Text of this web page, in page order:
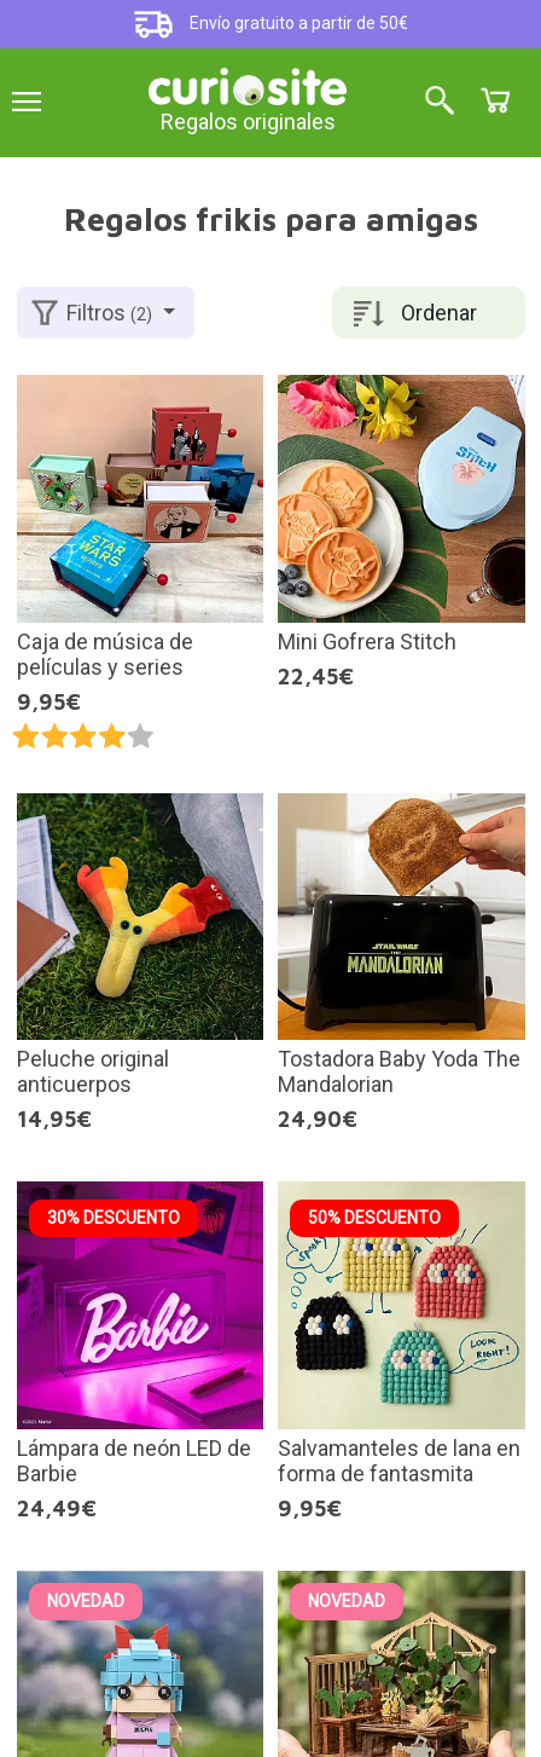
Envío gratuito a partir de 50€
Regalos originales
Regalos frikis para amigas
Ordenar
Filtros(2)
Caja de música de
películas y series
9,95€
Mini Gofrera Stitch
22,45€
Peluche original
anticuerpos
14,95€
Tostadora Baby Yoda The
Mandalorian
24,90€
30% DESCUENTO
Lámpara de neón LED de
Barbie
24,49€
50% DESCUENTO
Salvamanteles de lana en
forma de fantasmita
9,95€
NOVEDAD NOVEDAD